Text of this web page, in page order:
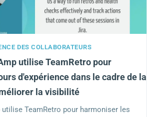
DES COLLABORATEURS
utilise TeamRetro pour
d'expérience dans le cadre de la
la visibilité
TeamRetro pour harmoniser les